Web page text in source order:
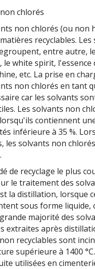
chlorés
non chlorés (ou non
recyclables.
entre autre,
le white spirit, l'essence
etc. La prise en
non chlorés en tant
car les solvants
Les solvants non
lorsqu'ils contiennent
inférieure à 35 %.
les solvants non
de recyclage le plus
le traitement des
la distillation, lorsque
sous forme liquide,
majorité des
extraites après
recyclables sont
supérieure à 1400
utilisées en